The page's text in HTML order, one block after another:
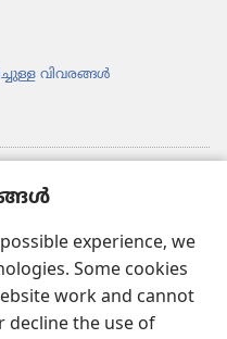
experience, we
Some cookies
work and cannot
decline the use of
വിവരങ്ങൾ